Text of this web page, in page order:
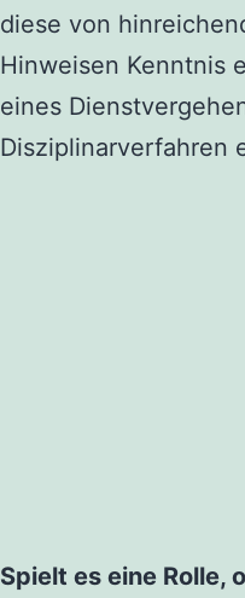
diese von
Hinweisen Kenntnis
eines
Disziplinarverfahren
Spielt es eine Rolle,